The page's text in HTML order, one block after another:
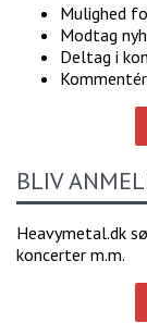
Mulighed
Modtag
Deltag i
BLIV
Heavymetal.dk
koncerter m.m.